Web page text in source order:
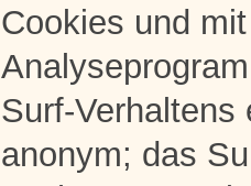
Cookies und
Surf-Verhaltens
anonym; das